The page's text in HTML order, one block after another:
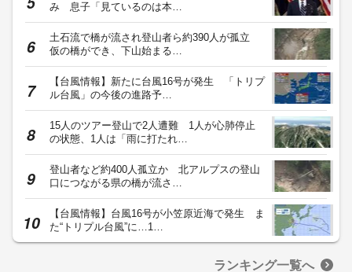
み 息子「見ているのは本…
土石流で橋が流され登山者ら約390人が孤立
仮の橋ができ、下山始まる…
【台風情報】新たに台風16号が発生 「トリプ
ル台風」の今後の進路予…
15人のツアー登山で2人遭難 1人が心肺停止
の状態、1人は「雨に打たれ…
登山者など約400人孤立か 北アルプスの登山
口につながる県の橋が流さ…
【台風情報】台風16号が小笠原近海で発生 ま
た“トリプル台風”に…1…
ランキング一覧へ